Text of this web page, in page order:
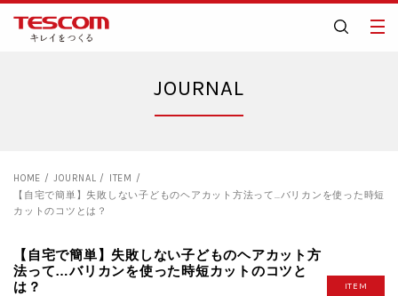
JOURNAL
HOME JOURNAL
ITEM
【自宅で簡単】失敗しない子どものヘアカット方法って…バリカンを使った時短
カットのコツとは？
【自宅で簡単】失敗しない子どものヘアカット方
法って…バリカンを使った時短カットのコツと
は？
ITEM